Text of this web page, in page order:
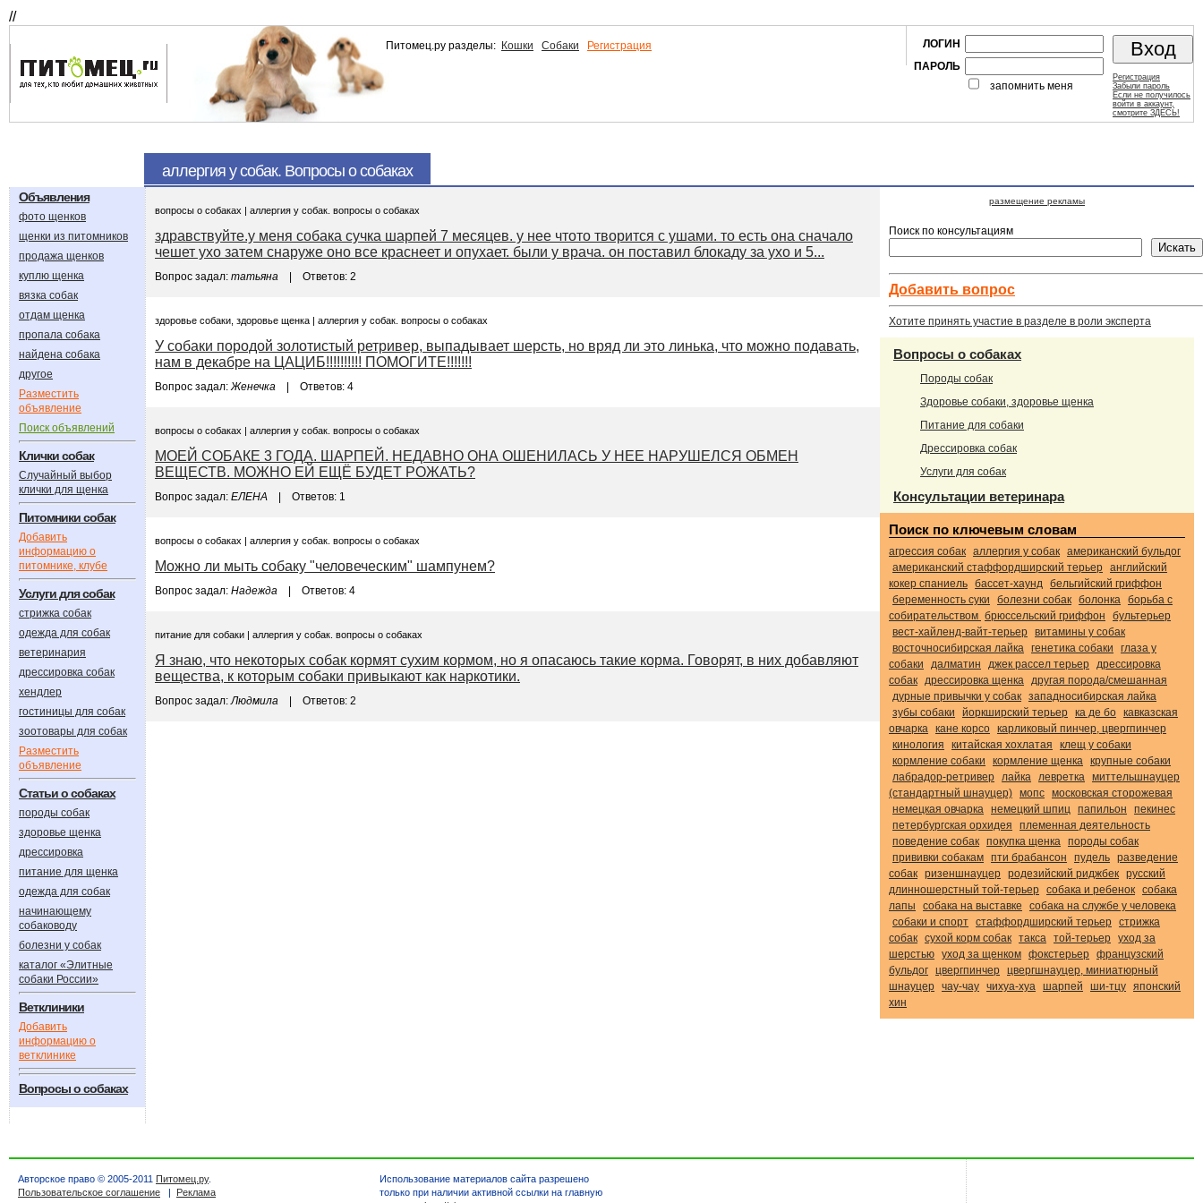
//
Питомец.ру разделы: Кошки Собаки Регистрация
ЛОГИН
ПАРОЛЬ
запомнить меня
Регистрация
Забыли пароль
Если не получилось
войти в аккаунт,
смотрите ЗДЕСЬ!
аллергия у собак. Вопросы о собаках
Объявления
фото щенков
щенки из питомников
продажа щенков
куплю щенка
вязка собак
отдам щенка
пропала собака
найдена собака
другое
Разместить
объявление
Поиск объявлений
Клички собак
Случайный выбор
клички для щенка
Питомники собак
Добавить
информацию о
питомнике, клубе
Услуги для собак
стрижка собак
одежда для собак
ветеринария
дрессировка собак
хендлер
гостиницы для собак
зоотовары для собак
Разместить
объявление
Статьи о собаках
породы собак
здоровье щенка
дрессировка
питание для щенка
одежда для собак
начинающему
собаководу
болезни у собак
каталог «Элитные
собаки России»
Ветклиники
Добавить
информацию о
ветклинике
Вопросы о собаках
вопросы о собаках | аллергия у собак. вопросы о собаках
здравствуйте.у меня собака сучка шарпей 7 месяцев. у нее чтото творится с ушами. то есть она сначало
чешет ухо затем снаруже оно все краснеет и опухает. были у врача. он поставил блокаду за ухо и 5...
Вопрос задал: татьяна | Ответов: 2
здоровье собаки, здоровье щенка | аллергия у собак. вопросы о собаках
У собаки породой золотистый ретривер, выпадывает шерсть, но вряд ли это линька, что можно подавать,
нам в декабре на ЦАЦИБ!!!!!!!!!! ПОМОГИТЕ!!!!!!!
Вопрос задал:Женечка | Ответов: 4
вопросы о собаках | аллергия у собак. вопросы о собаках
МОЕЙ СОБАКЕ 3 ГОДА. ШАРПЕЙ. НЕДАВНО ОНА ОШЕНИЛАСЬ У НЕЕ НАРУШЕЛСЯ ОБМЕН
ВЕЩЕСТВ. МОЖНО ЕЙ ЕЩЁ БУДЕТ РОЖАТЬ?
Вопрос задал: ЕЛЕНА | Ответов: 1
вопросы о собаках | аллергия у собак. вопросы о собаках
Можно ли мыть собаку "человеческим" шампунем?
Вопрос задал: Надежда | Ответов: 4
питание для собаки | аллергия у собак. вопросы о собаках
Я знаю, что некоторых собак кормят сухим кормом, но я опасаюсь такие корма. Говорят, в них добавляют
вещества, к которым собаки привыкают как наркотики.
Вопрос задал:Людмила | Ответов: 2
размещение рекламы
Поиск по консультациям
Добавить вопроc
Хотите принять участие в разделе в роли эксперта
Вопросы о собаках
Породы собак
Здоровье собаки, здоровье щенка
Питание для собаки
Дрессировка собак
Услуги для собак
Консультации ветеринара
Поиск по ключевым словам
агрессия собак аллергия у собак американский бульдог
американский стаффордширский терьер английский
кокер спаниель бассет-хаунд бельгийский гриффон
беременность суки
болезни собак болонка борьба с
собирательством брюссельский гриффон
бультерьер
вест-хайленд-вайт-терьер витамины у собак
восточносибирская лайка генетика собаки
глаза у
собаки
далматин джек рассел терьер дрессировка
собак дрессировка щенка другая порода/смешанная
дурные привычки у собак западносибирская лайка
зубы собаки
йоркширский терьер ка де бо кавказская
овчарка кане корсо карликовый пинчер, цвергпинчер
кинология
китайская хохлатая
клещ у собаки
кормление собаки
кормление щенка крупные собаки
лабрадор-ретривер лайка левретка миттельшнауцер
(стандартный шнауцер) мопс московская сторожевая
немецкая овчарка немецкий шпиц папильон
пекинес
петербургская орхидея
племенная деятельность
поведение собак покупка щенка породы собак
прививки собакам пти брабансон пудель разведение
собак ризеншнауцер родезийский риджбек русский
длинношерстный той-терьер собака и ребенок собака
лапы
собака на выставке
собака на службе у человека
собаки и спорт стаффордширский терьер стрижка
собак сухой корм собак такса той-терьер уход за
шерстью уход за щенком фокстерьер французский
бульдог цвергпинчер цвергшнауцер, миниатюрный
шнауцер чау-чау чихуа-хуа шарпей ши-тцу японский
хин
Авторское право © 2005-2011 Питомец.ру.
Пользовательское соглашение | Реклама
Использование материалов сайта разрешено
только при наличии активной ссылки на главную